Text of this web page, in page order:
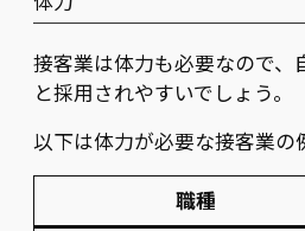
接客業は体力も必要なので、
と採用されやすいでしょう。
以下は体力が必要な接客業の
職種